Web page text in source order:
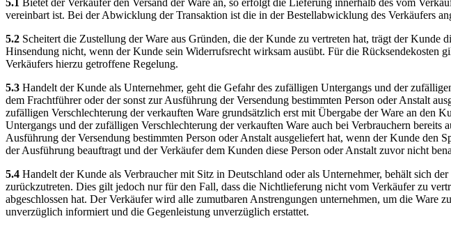
vereinbart ist. Bei der Abwicklung der Transaktion ist die in der Bestellabwicklung des Verkäufers
5.2 Scheitert die Zustellung der Ware aus Gründen, die der Kunde zu vertreten hat, trägt der
Hinsendung nicht, wenn der Kunde sein Widerrufsrecht wirksam ausübt. Für die
Verkäufers hierzu getroffene Regelung.
5.3 Handelt der Kunde als Unternehmer, geht die Gefahr des zufälligen Untergangs und der
dem Frachtführer oder der sonst zur Ausführung der Versendung bestimmten Person oder Anstalt
zufälligen Verschlechterung der verkauften Ware grundsätzlich erst mit Übergabe der Ware an den
Untergangs und der zufälligen Verschlechterung der verkauften Ware auch bei Verbrauchern
Ausführung der Versendung bestimmten Person oder Anstalt ausgeliefert hat, wenn der Kunde den
der Ausführung beauftragt und der Verkäufer dem Kunden diese Person oder Anstalt zuvor nicht
5.4 Handelt der Kunde als Verbraucher mit Sitz in Deutschland oder als Unternehmer, behält sich
zurückzutreten. Dies gilt jedoch nur für den Fall, dass die Nichtlieferung nicht vom Verkäufer zu
abgeschlossen hat. Der Verkäufer wird alle zumutbaren Anstrengungen unternehmen, um die
unverzüglich informiert und die Gegenleistung unverzüglich erstattet.